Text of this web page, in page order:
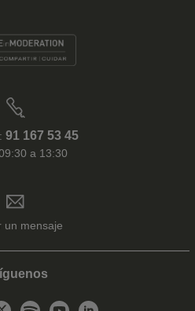
91 167 53 45
a 13:30
un mensaje